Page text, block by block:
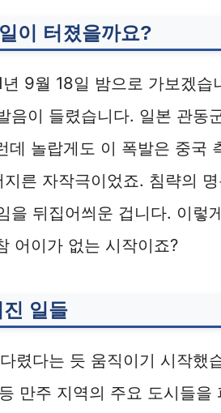
이 터졌을까요?
9월 18일 밤으로 가보겠습
음이 들렸습니다. 일본 관동
데 놀랍게도 이 폭발은 중국
른 자작극이었죠. 침략의
을 뒤집어씌운 겁니다. 이렇
어이가 없는 시작이죠?
일들
렸다는 듯 움직이기 시작했
만주 지역의 주요 도시들을